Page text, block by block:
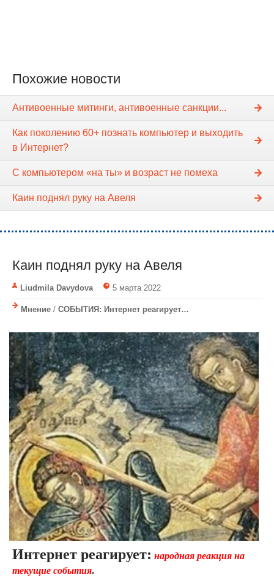
Похожие новости
Антивоенные митинги, антивоенные санкции...
Как поколению 60+ познать компьютер и выходить
в Интернет?
С компьютером «на ты» и возраст не помеха
Каин поднял руку на Авеля
Каин поднял руку на Авеля
Liudmila Davydova 5 марта 2022
Мнение / СОБЫТИЯ: Интернет реагирует…
Интернет реагирует: народная реакция на
текущие события.